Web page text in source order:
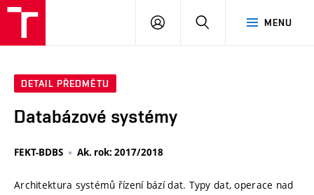
MENU
PŘIHLÁSIT
DETAIL PŘEDMĚTU
Databázové systémy
FEKT-BDBS Ak. rok: 2017/2018
Architektura systémů řízení bází dat. Typy dat, operace nad